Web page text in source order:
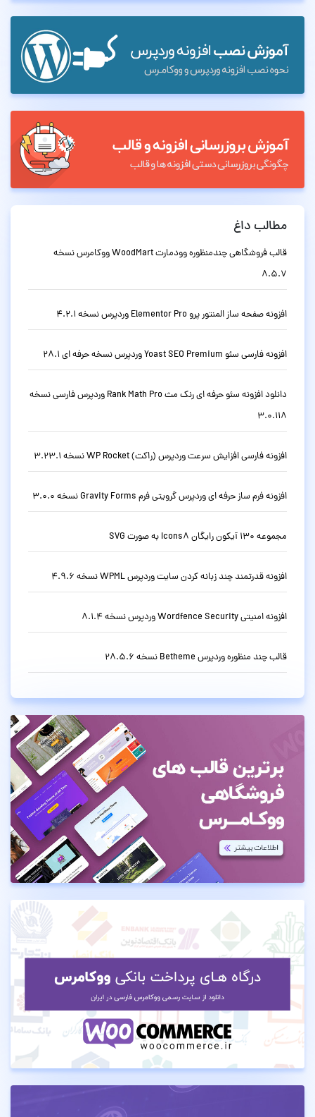
مطالب داغ
قالب فروشگاهی چندمنظوره وودمارت WoodMart ووکامرس نسخه
8.5.7
افزونه صفحه ساز المنتور پرو Elementor Pro وردپرس نسخه 4.2.1
افزونه فارسی سئو Yoast SEO Premium وردپرس نسخه حرفه ای 28.1
دانلود افزونه سئو حرفه ای رنک مث Rank Math Pro وردپرس فارسی نسخه
3.0.118
افزونه فارسی افزایش سرعت وردپرس (راکت) WP Rocket نسخه 3.23.1
افزونه فرم ساز حرفه ای وردپرس گرویتی فرم Gravity Forms نسخه 3.0.0
مجموعه 130 آیکون رایگان Icons8 به صورت SVG
افزونه قدرتمند چند زبانه کردن سایت وردپرس WPML نسخه 4.9.6
افزونه امنیتی Wordfence Security وردپرس نسخه 8.1.4
قالب چند منظوره وردپرس Betheme نسخه 28.5.6